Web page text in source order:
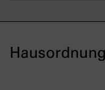
Hausordnung